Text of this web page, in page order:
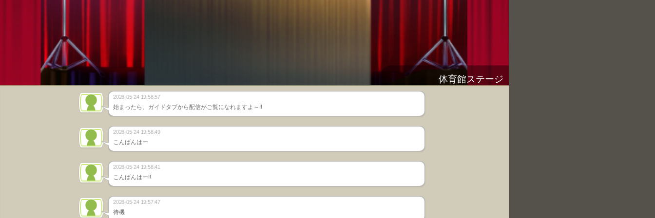
体育館ステージ
2026-05-24 19:58:57
始まったら、ガイドタブから配信がご覧になれますよ～!!
2026-05-24 19:58:49
こんばんはー
2026-05-24 19:58:41
こんばんはー!!
2026-05-24 19:57:47
待機